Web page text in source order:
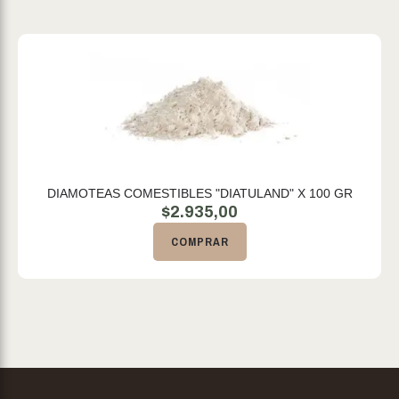
DIAMOTEAS COMESTIBLES "DIATULAND" X 100 GR
$2.935,00
COMPRAR